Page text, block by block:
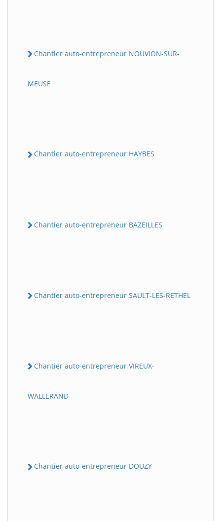
Chantier auto-entrepreneur NOUVION-SUR-
MEUSE
Chantier auto-entrepreneur HAYBES
Chantier auto-entrepreneur BAZEILLES
Chantier auto-entrepreneur SAULT-LES-RETHEL
Chantier auto-entrepreneur VIREUX-
WALLERAND
Chantier auto-entrepreneur DOUZY